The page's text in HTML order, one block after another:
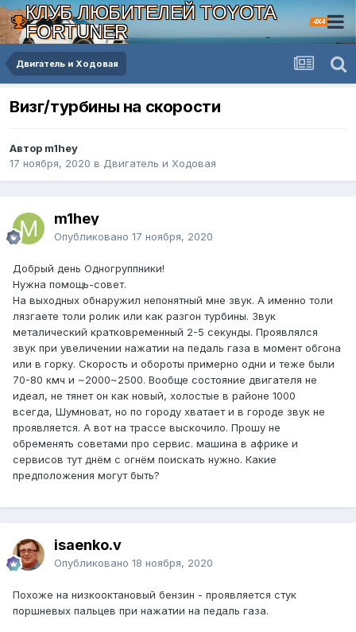
КЛУБ ЛЮБИТЕЛЕЙ TOYOTA
FORTUNER
4X4
Двигатель и Ходовая
Визг/турбины на скорости
Автор m1hey
17 ноября, 2020 в Двигатель и Ходовая
m1hey
Опубликовано 17 ноября, 2020
Добрый день Одногруппники!
Нужна помощь-совет.
На выходных обнаружил непонятный мне звук. А именно толи
лязгаете толи ролик или как разгон турбины. Звук
металический кратковременный 2-5 секунды. Проявлялся
звук при увеличении нажатии на педаль газа в момент обгона
или в горку. Скорость и обороты примерно одни и теже были
70-80 кмч и ~2000~2500. Вообще состояние двигателя не
идеал, не тянет он как новый, холостые в районе 1000
всегда, Шумноват, но по городу хватает и в городе звук не
проявляется. А вот на трассе выскочило. Прошу не
обременять советами про сервис. машина в африке и
сервисов тут днём с огнём поискать нужно. Какие
предположения могут быть?
isaenko.v
Опубликовано 18 ноября, 2020
Похоже на низкооктановый бензин - проявляется стук
поршневых пальцев при нажатии на педаль газа.